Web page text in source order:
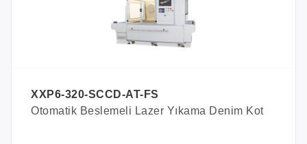
XXP6-320-SCCD-AT-FS
Otomatik Beslemeli Lazer Yıkama Denim Kot